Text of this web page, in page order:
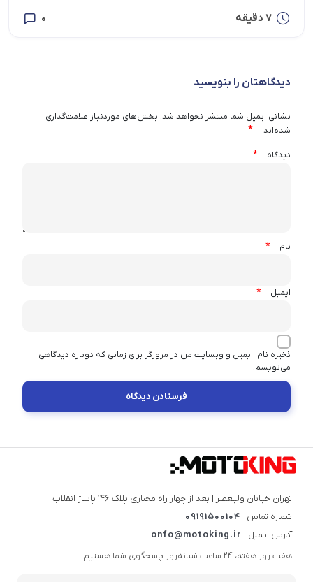
7 دقیقه 0
دیدگاهتان را بنویسید
نشانی ایمیل شما منتشر نخواهد شد. بخش‌های موردنیاز علامت‌گذاری
شده‌اند
*
دیدگاه *
نام *
ایمیل *
ذخیره نام، ایمیل و وبسایت من در مرورگر برای زمانی که دوباره دیدگاهی
می‌نویسم.
تهران خیابان ولیعصر | بعد از چهار راه مختاری پلاک ۱۴۶ پاساژ انقلاب
شماره تماس
09191500104
آدرس ایمیل
onfo@motoking.ir
هفت روز هفته، ۲۴ ساعت شبانه‌روز پاسخگوی شما هستیم.